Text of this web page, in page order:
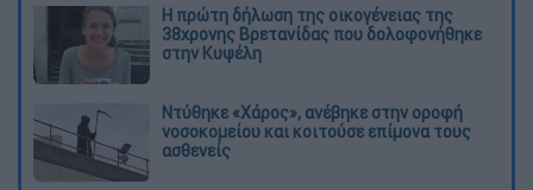
Η πρώτη δήλωση της οικογένειας της
38χρονης Βρετανίδας που δολοφονήθηκε
στην Κυψέλη
Ντύθηκε «Χάρος», ανέβηκε στην οροφή
νοσοκομείου και κοιτούσε επίμονα τους
ασθενείς